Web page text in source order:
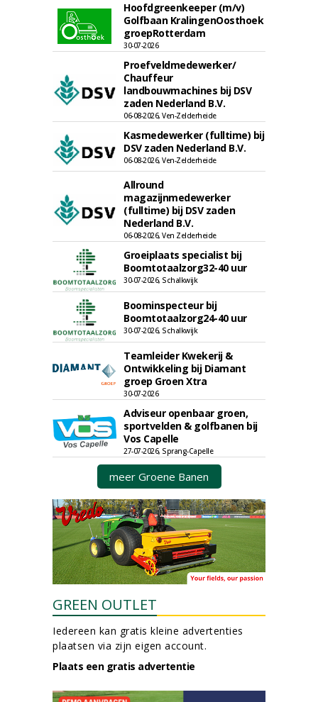
Hoofdgreenkeeper (m/v)
Golfbaan KralingenOosthoek
groepRotterdam
30-07-2026
Proefveldmedewerker/
Chauffeur
landbouwmachines bij DSV
zaden Nederland B.V.
06-08-2026, Ven-Zelderheide
Kasmedewerker (fulltime) bij
DSV zaden Nederland B.V.
06-08-2026, Ven-Zelderheide
Allround
magazijnmedewerker
(fulltime) bij DSV zaden
Nederland B.V.
06-08-2026, Ven Zelderheide
Groeiplaats specialist bij
Boomtotaalzorg32-40 uur
30-07-2026, Schalkwijk
Boominspecteur bij
Boomtotaalzorg24-40 uur
30-07-2026, Schalkwijk
Teamleider Kwekerij &
Ontwikkeling bij Diamant
groep Groen Xtra
30-07-2026
Adviseur openbaar groen,
sportvelden & golfbanen bij
Vos Capelle
27-07-2026, Sprang-Capelle
meer Groene Banen
GREEN OUTLET
Iedereen kan gratis kleine advertenties
plaatsen via zijn eigen account.
Plaats een gratis advertentie